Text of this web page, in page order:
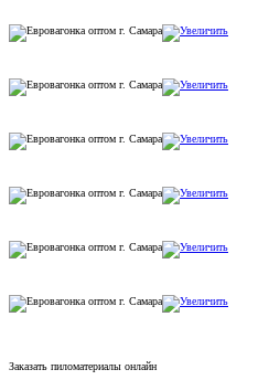
Заказать пиломатериалы онлайн